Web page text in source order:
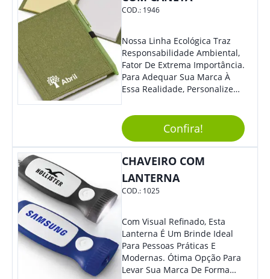
COD.: 1946
Nossa Linha Ecológica Traz
Responsabilidade Ambiental,
Fator De Extrema Importância.
Para Adequar Sua Marca À
Essa Realidade, Personalize
Anotações Com Post-It E
Caneta. Elaborado A Partir De
Material Reciclado, O Brinde
Também É Prático, Tornando-
Se Assim Excelente Para Uso
Cotidiano. Perfeito, Não É?!
Confira!
CHAVEIRO COM
LANTERNA
COD.: 1025
Com Visual Refinado, Esta
Lanterna É Um Brinde Ideal
Para Pessoas Práticas E
Modernas. Ótima Opção Para
Levar Sua Marca De Forma